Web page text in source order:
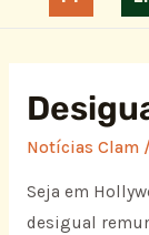
Notícias Clam/
Seja em
desigual